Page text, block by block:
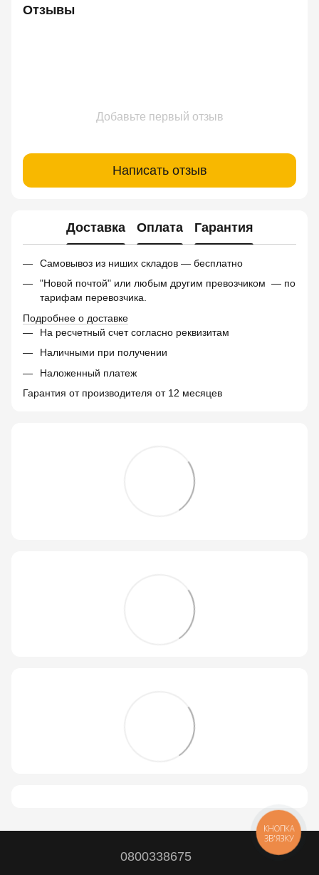
Отзывы
Добавьте первый отзыв
Написать отзыв
Доставка Оплата Гарантия
Самовывоз из ниших складов — бесплатно
"Новой почтой" или любым другим превозчиком — по
тарифам перевозчика.
Подробнее о доставке
На ресчетный счет согласно реквизитам
Наличными при получении
Наложенный платеж
Гарантия от производителя от 12 месяцев
0800338675
КНОПКА
ЗВ'ЯЗКУ